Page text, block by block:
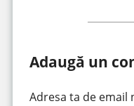
Adaugă un
Adresa ta de email